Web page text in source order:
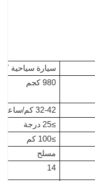
سيارة سياحية
980 كجم
32-42 كم/ساعة
≥25 درجة
≥100 كم
مسلح
14